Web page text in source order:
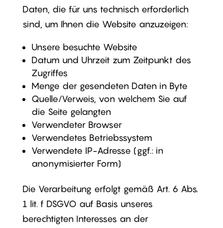
Daten, die für uns technisch erforderlich
sind, um Ihnen die Website anzuzeigen:
Unsere besuchte Website
Datum und Uhrzeit zum Zeitpunkt des
Zugriffes
Menge der gesendeten Daten in Byte
Quelle/Verweis, von welchem Sie auf
die Seite gelangten
Verwendeter Browser
Verwendetes Betriebssystem
Verwendete IP-Adresse (ggf.: in
anonymisierter Form)
Die Verarbeitung erfolgt gemäß Art. 6 Abs.
1 lit. f DSGVO auf Basis unseres
berechtigten Interesses an der